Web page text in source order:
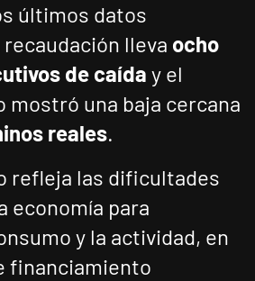
últimos datos
lleva ocho
de caída y el
una baja cercana
reales.
refleja las dificultades
economía para
y la actividad, en
financiamiento